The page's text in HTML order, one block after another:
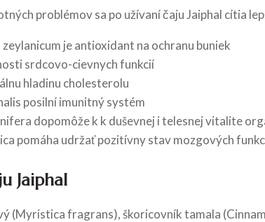
problémov sa po užívaní čaju Jaiphal cítia
je antioxidant na ochranu buniek
srdcovo-cievnych funkcií
hladinu cholesterolu
posilní imunitný systém
dopomôže k k duševnej i telesnej vitalite
pomáha udržať pozitívny stav mozgových
Jaiphal
(Myristica fragrans), škoricovník tamala